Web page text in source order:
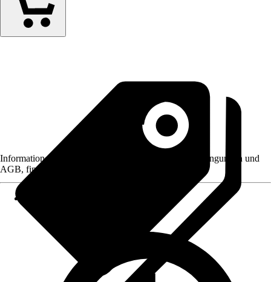
Informationen des Verkäufers, wie z. B. Rückgabebedingungen und
AGB, finden Sie bei Klick auf den Verkäufernamen.